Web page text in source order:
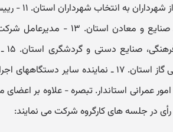
رییس شرکت ملی گاز استان. ۱۷ ـ نماینده
عمرانی استاندار. تبصره - علاوه بر
در جلسه های کارگروه شرکت می نمایند: